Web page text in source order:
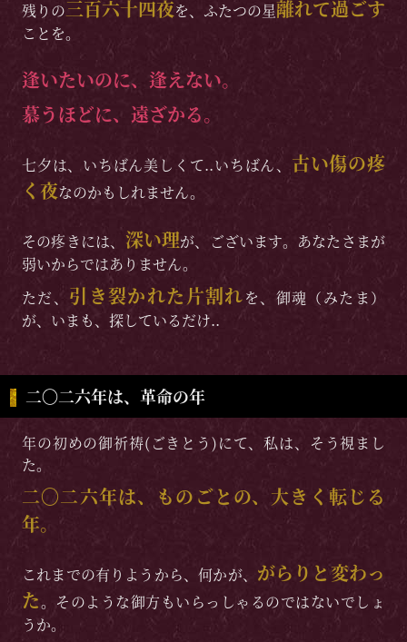
残りの三百六十四夜を、ふたつの星離れて過ごす
ことを。
逢いたいのに、逢えない。
慕うほどに、遠ざかる。
七夕は、いちばん美しくて..いちばん、 古い傷の疼
く夜なのかもしれません。
その疼きには、 深い理が、ございます。あなたさまが
弱いからではありません。
ただ、 引き裂かれた片割れを、御魂（みたま）
が、いまも、探しているだけ..
二〇二六年は、革命の年
年の初めの御祈祷(ごきとう)にて、私は、そう視まし
た。
二〇二六年は、ものごとの、大きく転じる
年。
これまでの有りようから、何かが、 がらりと変わっ
た。そのような御方もいらっしゃるのではないでしょ
うか。